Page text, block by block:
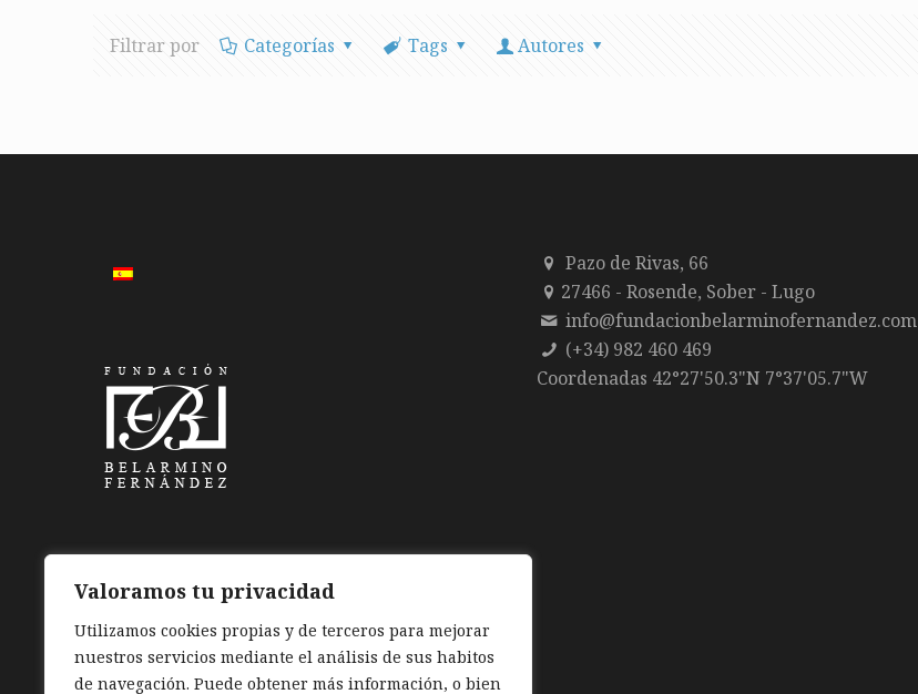
Valoramos tu privacidad
Utilizamos cookies propias y de terceros para mejorar
nuestros servicios mediante el análisis de sus habitos
de navegación. Puede obtener más información, o bien
Filtrar por Categorías Tags Autores
Pazo de Rivas, 66
27466 - Rosende, Sober - Lugo
info@fundacionbelarminofernandez.com
(+34) 982 460 469
Coordenadas 42°27'50.3"N 7°37'05.7"W